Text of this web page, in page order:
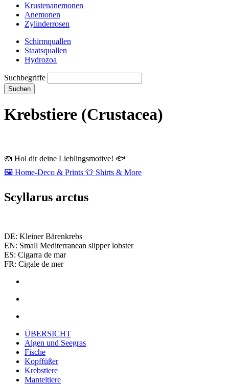
Krustenanemonen
Anemonen
Zylinderrosen
Schirmquallen
Staatsquallen
Hydrozoa
Suchbegriffe
Suchen
Krebstiere (Crustacea)
🪼 Hol dir deine Lieblingsmotive! 🐟
🖼️ Home‑Deco & Prints 👕 Shirts & More
Scyllarus arctus
DE: Kleiner Bärenkrebs
EN: Small Mediterranean slipper lobster
ES: Cigarra de mar
FR: Cigale de mer
ÜBERSICHT
Algen und Seegras
Fische
Kopffüßer
Krebstiere
Manteltiere